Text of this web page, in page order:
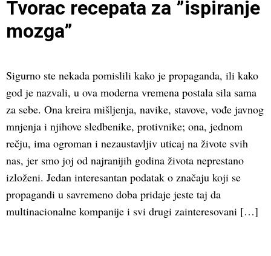
Tvorac recepata za ”ispiranje
mozga”
Sigurno ste nekada pomislili kako je propaganda, ili kako
god je nazvali, u ova moderna vremena postala sila sama
za sebe. Ona kreira mišljenja, navike, stavove, vođe javnog
mnjenja i njihove sledbenike, protivnike; ona, jednom
rečju, ima ogroman i nezaustavljiv uticaj na živote svih
nas, jer smo joj od najranijih godina života neprestano
izloženi. Jedan interesantan podatak o značaju koji se
propagandi u savremeno doba pridaje jeste taj da
multinacionalne kompanije i svi drugi zainteresovani […]